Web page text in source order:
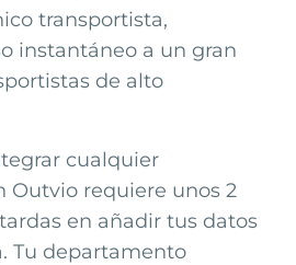
transportista,
instantáneo a un gran
de alto
cualquier
Outvio requiere unos 2
en añadir tus datos
Tu departamento